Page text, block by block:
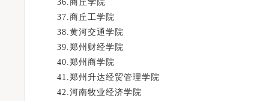
36.商丘学院
37.商丘工学院
38.黄河交通学院
39.郑州财经学院
40.郑州商学院
41.郑州升达经贸管理学院
42.河南牧业经济学院